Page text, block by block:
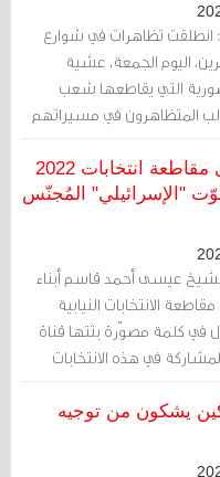
انطلقت تظاهرات في شوارع
اليوم الجمعة، عشية
التي يقاطعها شعب
المتظاهرون في مسيراتهم
عشية الانتخابات، الى مقاطعة
وعدم المشاركة بها،
تخدم المسار السياسي للطبقة
آية الله قاسم حاثًّا المواطنين على مقاطعة انتخابات 2022
"الإسرائيلي" المُجنّس
عيسى أحمد قاسم أبناء
الانتخابات النيابية
في كلمة مصوّرة بثتها قناة
في هذه الانتخابات
الوضع السيء الذي يصرخ
-شعب البحرين الآن يستصرخ
والترشُّح تعني توقيع
يشكون من توجيه